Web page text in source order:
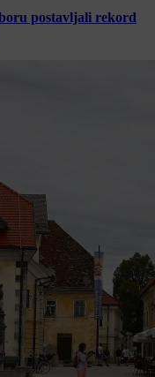
postavljali rekord